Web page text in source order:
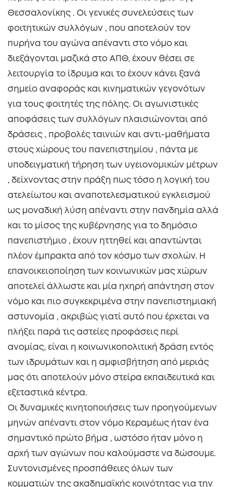
Θεσσαλονίκης . Οι γενικές συνελεύσεις των
φοιτητικών συλλόγων , που αποτελούν τον
πυρήνα του αγώνα απέναντι στο νόμο και
διεξάγονται μαζικά στο ΑΠΘ, έχουν θέσει σε
λειτουργία το ίδρυμα και το έχουν κάνει ξανά
σημείο αναφοράς και κινηματικών γεγονότων
για τους φοιτητές της πόλης. Οι αγωνιστικές
αποφάσεις των συλλόγων πλαισιώνονται από
δράσεις , προβολές ταινιών και αντι-μαθήματα
στους χώρους του πανεπιστημίου , πάντα με
υποδειγματική τήρηση των υγειονομικών μέτρων
, δείχνοντας στην πράξη πως τόσο η λογική του
ατελείωτου και αναποτελεσματικού εγκλεισμού
ως μοναδική λύση απέναντι στην πανδημία αλλά
και το μίσος της κυβέρνησης για το δημόσιο
πανεπιστήμιο , έχουν ηττηθεί και απαντώνται
πλέον έμπρακτα από τον κόσμο των σχολών. Η
επανοικειοποίηση των κοινωνικών μας χώρων
αποτελεί άλλωστε και μία ηχηρή απάντηση στον
νόμο και πιο συγκεκριμένα στην πανεπιστημιακή
αστυνομία , ακριβώς γιατί αυτό που έρχεται να
πλήξει παρά τις αστείες προφάσεις περί
ανομίας, είναι η κοινωνικοπολιτική δράση εντός
των ιδρυμάτων και η αμφισβήτηση από μεριάς
μας ότι αποτελούν μόνο στείρα εκπαιδευτικά και
εξεταστικά κέντρα.
Οι δυναμικές κινητοποιήσεις των προηγούμενων
μηνών απέναντι στον νόμο Κεραμέως ήταν ένα
σημαντικό πρώτο βήμα , ωστόσο ήταν μόνο η
αρχή των αγώνων που καλούμαστε να δώσουμε.
Συντονισμένες προσπάθειες όλων των
κομματιών της ακαδημαϊκής κοινότητας για την